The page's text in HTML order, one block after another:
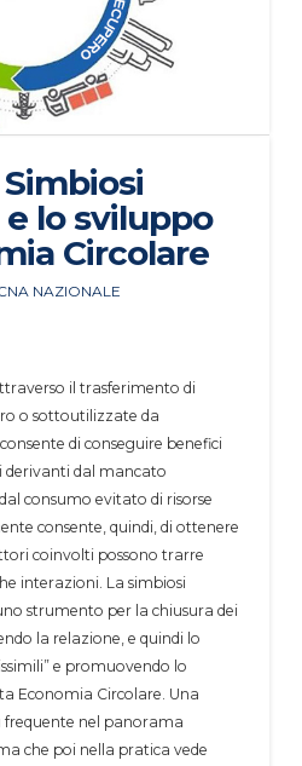
lo sviluppo
Circolare
NAZIONALE
il trasferimento di
o sottoutilizzate da
di conseguire benefici
derivanti dal mancato
consumo evitato di risorse
consente, quindi, di ottenere
coinvolti possono trarre
interazioni. La simbiosi
strumento per la chiusura dei
la relazione, e quindi lo
e promuovendo lo
Economia Circolare. Una
frequente nel panorama
che poi nella pratica vede